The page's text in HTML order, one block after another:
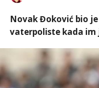
Novak Đoković bio
vaterpoliste kada im